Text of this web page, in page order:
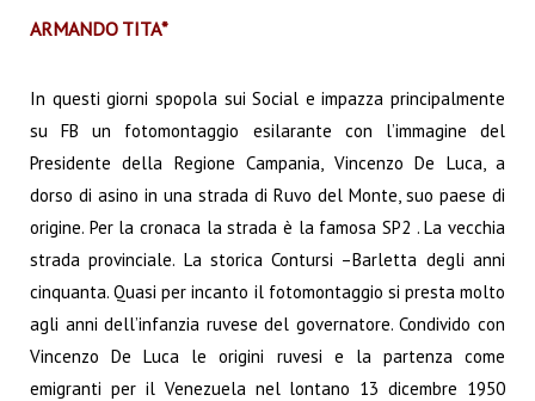
ARMANDO TITA*
In questi giorni spopola sui Social e impazza principalmente
su FB un fotomontaggio esilarante con l’immagine del
Presidente della Regione Campania, Vincenzo De Luca, a
dorso di asino in una strada di Ruvo del Monte, suo paese di
origine. Per la cronaca la strada è la famosa SP2 . La vecchia
strada provinciale. La storica Contursi –Barletta degli anni
cinquanta. Quasi per incanto il fotomontaggio si presta molto
agli anni dell’infanzia ruvese del governatore. Condivido con
Vincenzo De Luca le origini ruvesi e la partenza come
emigranti per il Venezuela nel lontano 13 dicembre 1950